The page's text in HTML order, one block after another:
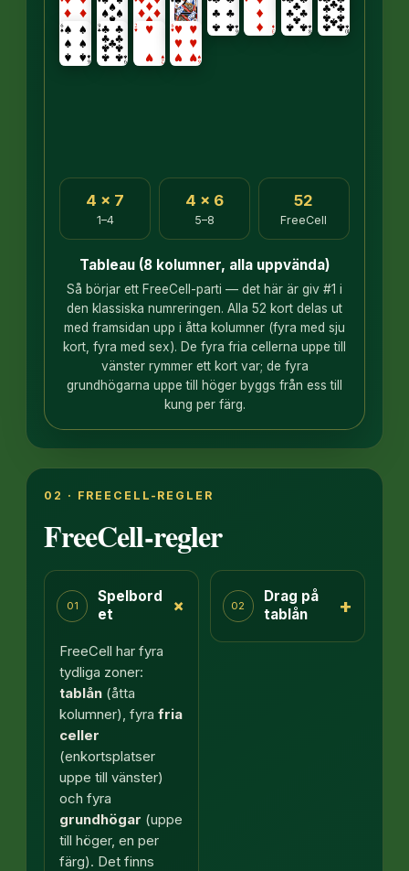
4 × 7
1–4
4 × 6
5–8
52
FreeCell
Tableau (8 kolumner, alla uppvända)
Så börjar ett FreeCell-parti — det här är giv #1 i
den klassiska numreringen. Alla 52 kort delas ut
med framsidan upp i åtta kolumner (fyra med sju
kort, fyra med sex). De fyra fria cellerna uppe till
vänster rymmer ett kort var; de fyra
grundhögarna uppe till höger byggs från ess till
kung per färg.
02 · FREECELL-REGLER
FreeCell-regler
01
Spelbord
et
+
FreeCell har fyra
tydliga zoner:
tablån (åtta
kolumner), fyrafria
celler
(enkortsplatser
uppe till vänster)
och fyra
grundhögar (uppe
till höger, en per
färg). Det finns
02
Drag på
tablån
+